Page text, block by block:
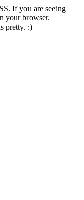
If you are seeing
your browser.
pretty. :)